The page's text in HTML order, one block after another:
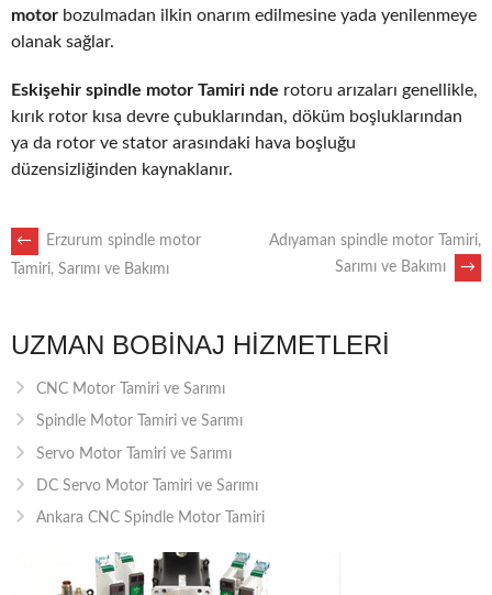
motor bozulmadan ilkin onarım edilmesine yada yenilenmeye
olanak sağlar.
Eskişehir spindle motor Tamiri nde rotoru arızaları genellikle,
kırık rotor kısa devre çubuklarından, döküm boşluklarından
ya da rotor ve stator arasındaki hava boşluğu
düzensizliğinden kaynaklanır.
POST
←
Erzurum spindle motor
Tamiri, Sarımı ve Bakımı
Adıyaman spindle motor Tamiri,
Sarımı ve Bakımı
→
UZMAN BOBINAJ HIZMETLERI
CNC Motor Tamiri ve Sarımı
Spindle Motor Tamiri ve Sarımı
Servo Motor Tamiri ve Sarımı
DC Servo Motor Tamiri ve Sarımı
Ankara CNC Spindle Motor Tamiri